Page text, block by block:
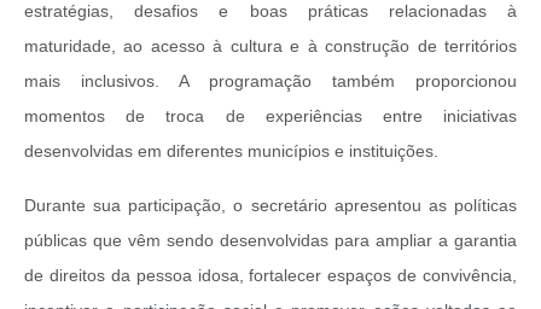
estratégias, desafios e boas práticas relacionadas à
maturidade, ao acesso à cultura e à construção de territórios
mais inclusivos. A programação também proporcionou
momentos de troca de experiências entre iniciativas
desenvolvidas em diferentes municípios e instituições.
Durante sua participação, o secretário apresentou as políticas
públicas que vêm sendo desenvolvidas para ampliar a garantia
de direitos da pessoa idosa, fortalecer espaços de convivência,